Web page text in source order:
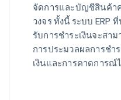
จัดการและบัญชีสินค้า
วงจร ทั้งนี้ ระบบ ERP
รับการชําระเงินจะสา
การประมวลผลการชํา
เงินและการคาดการณ์